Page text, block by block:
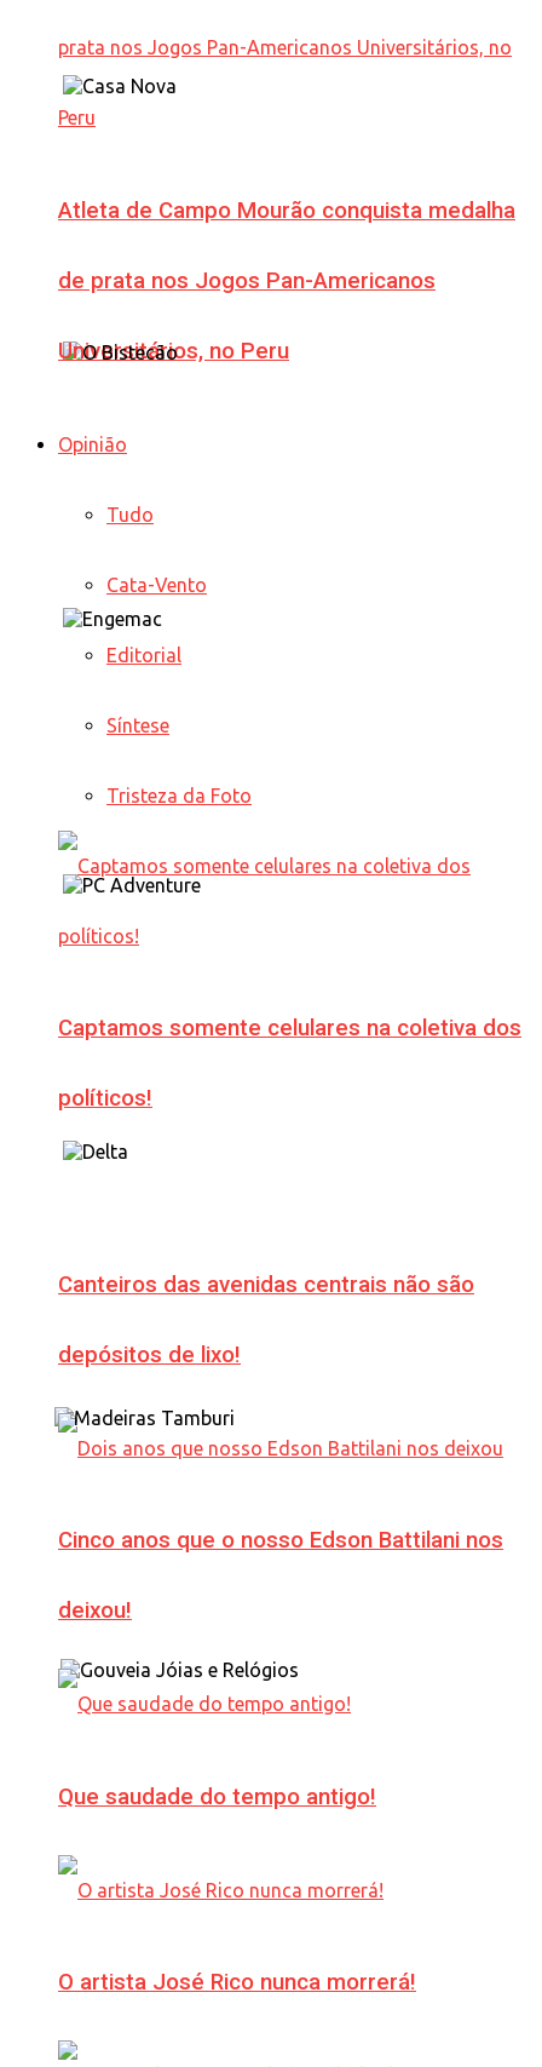
Atleta de Campo Mourão conquista medalha
de prata nos Jogos Pan-Americanos
Universitários, no Peru
Opinião
Tudo
Cata-Vento
Editorial
Síntese
Tristeza da Foto
Captamos somente celulares na coletiva dos
políticos!
Canteiros das avenidas centrais não são
depósitos de lixo!
Cinco anos que o nosso Edson Battilani nos
deixou!
Que saudade do tempo antigo!
O artista José Rico nunca morrerá!